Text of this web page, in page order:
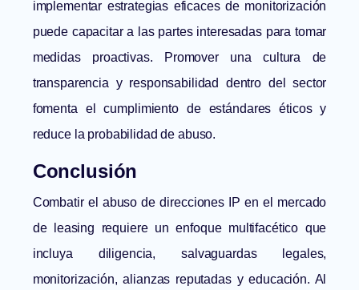
implementar estrategias eficaces de monitorización
puede capacitar a las partes interesadas para tomar
medidas proactivas. Promover una cultura de
transparencia y responsabilidad dentro del sector
fomenta el cumplimiento de estándares éticos y
reduce la probabilidad de abuso.
Conclusión
Combatir el abuso de direcciones IP en el mercado
de leasing requiere un enfoque multifacético que
incluya diligencia, salvaguardas legales,
monitorización, alianzas reputadas y educación. Al